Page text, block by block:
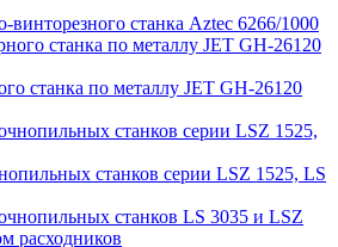
винторезного станка Aztec 6266/1000
станка по металлу JET GH-26120
станков серии LSZ 1525, LS